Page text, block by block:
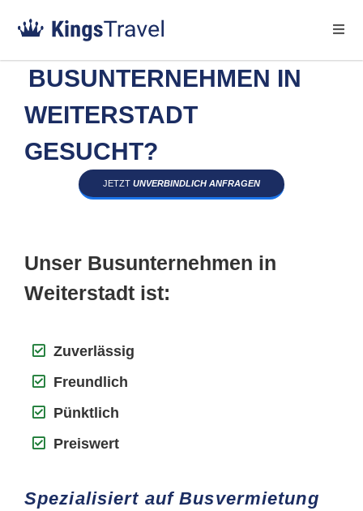
BUSUNTERNEHMEN IN
WEITERSTADT
GESUCHT?
JETZT UNVERBINDLICH ANFRAGEN
Unser Busunternehmen in
Weiterstadt ist:
Zuverlässig
Freundlich
Pünktlich
Preiswert
Spezialisiert auf Busvermietung